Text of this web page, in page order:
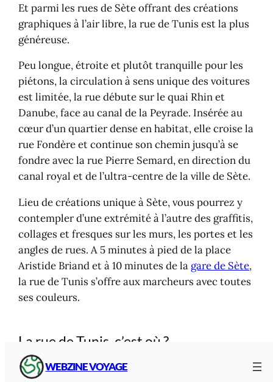
WEBZINE VOYAGE
Et parmi les rues de Sète offrant des créations
graphiques à l’air libre, la rue de Tunis est la plus
généreuse.
Peu longue, étroite et plutôt tranquille pour les
piétons, la circulation à sens unique des voitures
est limitée, la rue débute sur le quai Rhin et
Danube, face au canal de la Peyrade. Insérée au
cœur d’un quartier dense en habitat, elle croise la
rue Fondère et continue son chemin jusqu’à se
fondre avec la rue Pierre Semard, en direction du
canal royal et de l’ultra-centre de la ville de Sète.
Lieu de créations unique à Sète, vous pourrez y
contempler d’une extrémité à l’autre des graffitis,
collages et fresques sur les murs, les portes et les
angles de rues. A 5 minutes à pied de la place
Aristide Briand et à 10 minutes de la gare de Sète,
la rue de Tunis s’offre aux marcheurs avec toutes
ses couleurs.
La rue de Tunis, c’est où ?
Rue De Tunis